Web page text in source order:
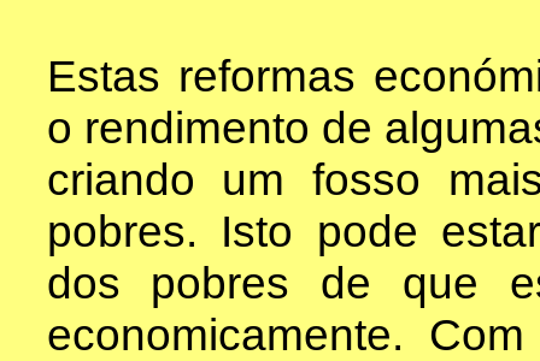
Estas reformas
o rendimento de
criando um fosso
pobres. Isto pode
dos pobres de que
economicamente.